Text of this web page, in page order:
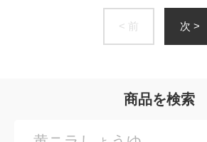
< 前 次 >
商品を検索